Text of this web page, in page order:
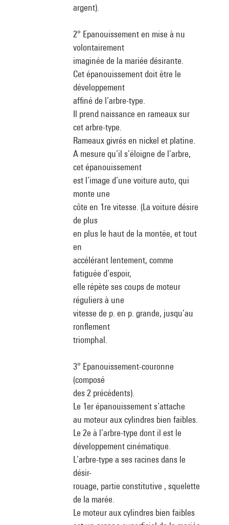
argent).
2° Epanouissement en mise à nu
volontairement
imaginée de la mariée désirante.
Cet épanouissement doit être le
développement
affiné de l’arbre-type.
Il prend naissance en rameaux sur
cet arbre-type.
Rameaux givrés en nickel et platine.
A mesure qu’il s’éloigne de l’arbre,
cet épanouissement
est l’image d’une voiture auto, qui
monte une
côte en 1re vitesse. (La voiture désire
de plus
en plus le haut de la montée, et tout
en
accélérant lentement, comme
fatiguée d’espoir,
elle répète ses coups de moteur
réguliers à une
vitesse de p. en p. grande, jusqu’au
ronflement
triomphal.
3° Epanouissement-couronne
(composé
des 2 précédents).
Le 1er épanouissement s’attache
au moteur aux cylindres bien faibles.
Le 2e à l’arbre-type dont il est le
développement cinématique.
L’arbre-type a ses racines dans le
désir-
rouage, partie constitutive , squelette
de la marée.
Le moteur aux cylindres bien faibles